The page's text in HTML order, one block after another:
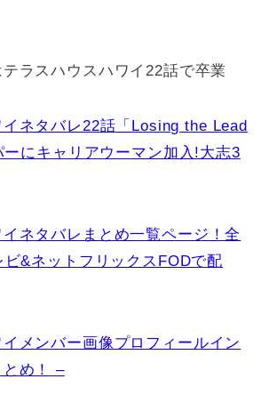
ラスハウスハワイ22話で卒業
ネタバレ22話「Losing the Lead
ーにキャリアウーマン加入!大志3
ネタバレまとめ一覧ページ！全
&ネットフリックスFODで配
メンバー画像プロフィールイン
とめ！ –